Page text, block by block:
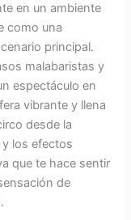
en un ambiente
como una
principal.
malabaristas y
espectáculo en
vibrante y llena
desde la
los efectos
que te hace sentir
de